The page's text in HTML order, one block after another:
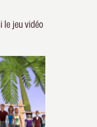
le jeu vidéo